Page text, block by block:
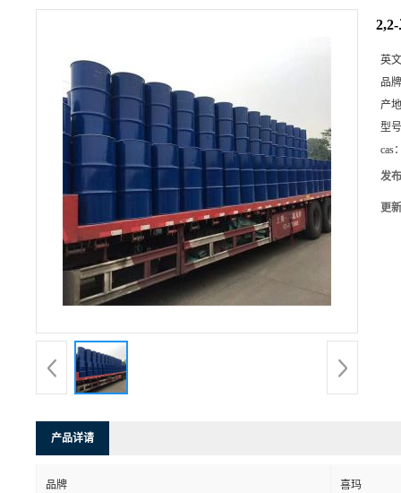
英
品
产
型
cas
发
更
产品详请
品牌 喜玛